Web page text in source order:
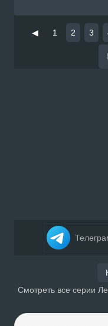
◀ 1 2 3
Смотреть все серии